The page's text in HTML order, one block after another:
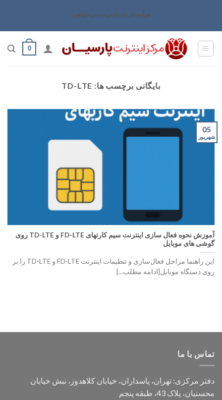
محتوا
هرآنچه از جان اینترنت می خواهید!
0
بایگانی برچسب ها: TD-LTE
آموزش نحوه فعال سازی اینترنت سیم کارتهای FD-LTE و TD-LTE روی
گوشی های موبایل
این راهنما مراحل فعال‌سازی و تنظیمات اینترنت FD-LTE و TD-LTE را بر
روی دستگاه موبایل[ادامه مطلب...]
05
شهریور
تماس با ما
دفتر مرکزی: تهران، پاسداران، خیابان کلاهدوز، نبش خیابان
محسنیان، پلاک 43، طبقه پنجم